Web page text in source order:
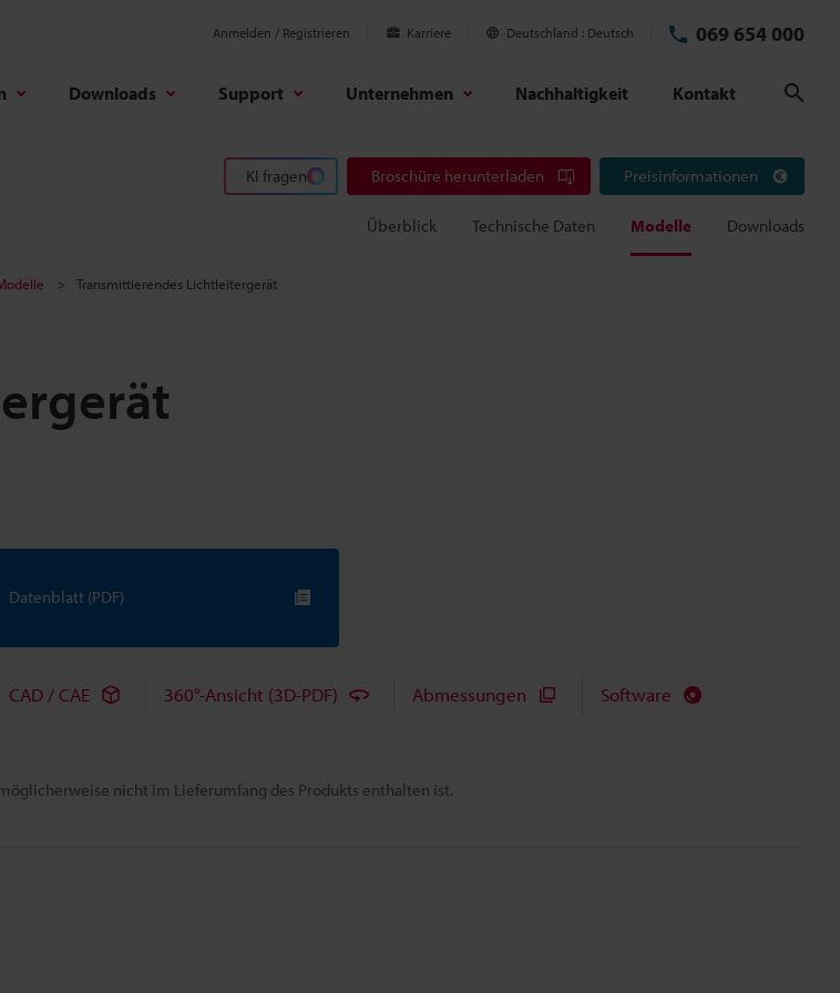
Anmelden / Registrieren Karriere Deutschland Deutsch 069 654 000
Downloads Support Unternehmen Nachhaltigkeit Kontakt
KI fragen Broschüre herunterladen Preisinformationen
Überblick Technische Daten Modelle Downloads
Transmittierendes Lichtleitergerät
nicht im Lieferumfang des Produkts enthalten ist.
Datenblatt (PDF)
CAD / CAE 360°-Ansicht (3D-PDF) Abmessungen Software